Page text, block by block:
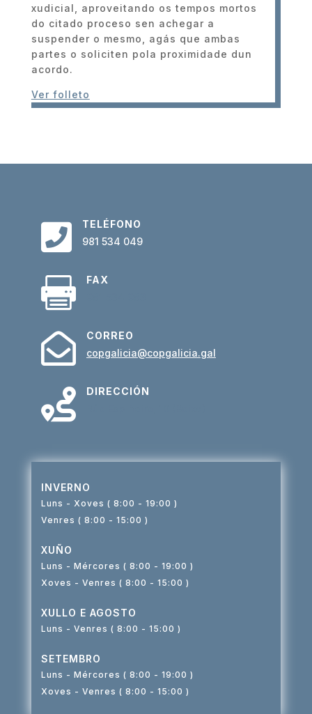
xudicial, aproveitando os tempos mortos
do citado proceso sen achegar a
suspender o mesmo, agás que ambas
partes o soliciten pola proximidade dun
acordo.
Ver folleto

TELÉFONO
981 534 049

FAX

CORREO
copgalicia@copgalicia.gal

DIRECCIÓN
INVERNO
Luns - Xoves ( 8:00 - 19:00 )
Venres ( 8:00 - 15:00 )
XUÑO
Luns - Mércores ( 8:00 - 19:00 )
Xoves - Venres ( 8:00 - 15:00 )
XULLO E AGOSTO
Luns - Venres ( 8:00 - 15:00 )
SETEMBRO
Luns - Mércores ( 8:00 - 19:00 )
Xoves - Venres ( 8:00 - 15:00 )